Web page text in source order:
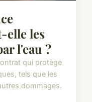
elle les
l'eau ?
qui protège
tels que les
dommages.